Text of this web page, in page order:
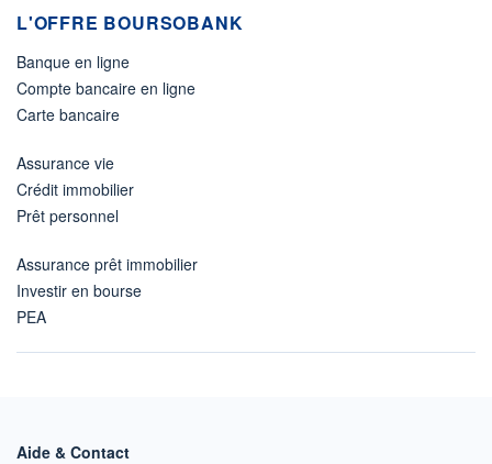
L'OFFRE BOURSOBANK
Banque en ligne
Compte bancaire en ligne
Carte bancaire
Assurance vie
Crédit immobilier
Prêt personnel
Assurance prêt immobilier
Investir en bourse
PEA
Aide & Contact